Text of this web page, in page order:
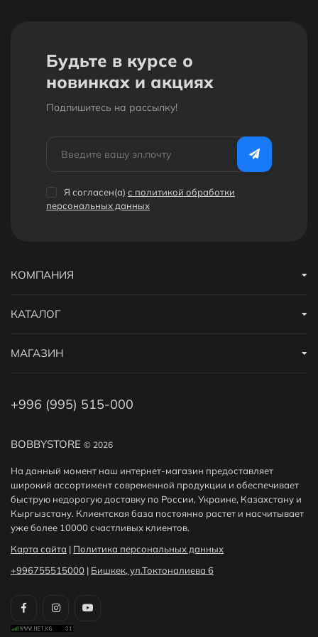
Будьте в курсе о
новинках и акциях
Подпишитесь на рассылкy!
Я согласен(a) с политикой обработки
персональных данных
BOBBYSTORE © 2026
На данный момент наш интернет-магазин предоставляет
широкий ассортимент современной продукции и обеспечивает
быструю недорогую доставку по России, Украине, Казахстану и
Кыргызстану. Клиентская база постоянно растет и насчитывает
уже более 10000 счастливых клиентов.
Карта сайта | Политика персональных данных
+996755515000 | Бишкек, ул.Токтоналиева 6
КОМПАНИЯ
КАТАЛОГ
МАГАЗИН
+996 (995) 515-000